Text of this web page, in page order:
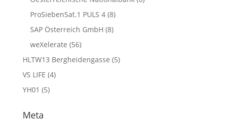
ProSiebenSat.1 PULS 4(8)
SAP Österreich GmbH (8)
weXelerate (56)
HLTW13 Bergheidengasse (5)
VS LIFE (4)
YH01 (5)
Meta